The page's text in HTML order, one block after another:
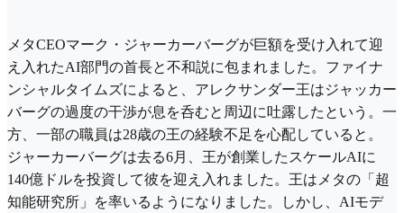
メタCEOマーク・ジャーカーバーグが巨額を受け入れて迎
え入れたAI部門の首長と不和説に包まれました。ファイナ
ンシャルタイムズによると、アレクサンダー王はジャッカー
バーグの過度の干渉が息を呑むと周辺に吐露したという。一
方、一部の職員は28歳の王の経験不足を心配していると。
ジャーカーバーグは去る6月、王が創業したスケールAIに
140億ドルを投資して彼を迎え入れました。王はメタの「超
知能研究所」を率いるようになりました。しかし、AIモデ